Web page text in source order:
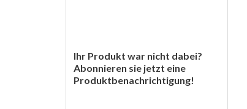
Ihr Produkt war nicht dabei?
Abonnieren sie jetzt eine
Produktbenachrichtigung!